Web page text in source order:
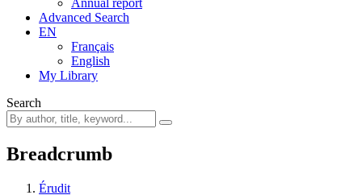
Advanced Search
EN
Français
English
My Library
Search
Breadcrumb
Érudit